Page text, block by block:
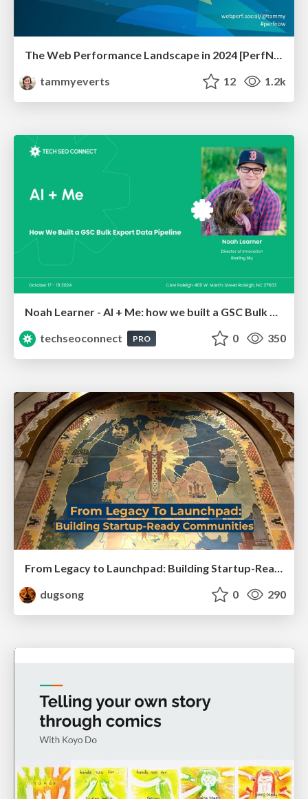
The Web Performance Landscape in 2024 [PerfNow 2024]
tammyeverts
12 1.2k
techseoconnect
PRO 0 350
From Legacy to Launchpad: Building Startup-Ready Communities
dugsong
0 290